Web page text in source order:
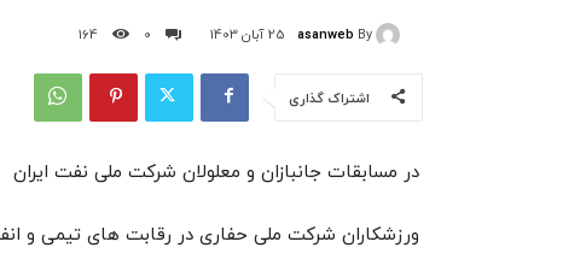
By
asanweb 25 آبان 1403 0
164
اشتراک گذاری
در مسابقات جانبازان و معلولان شرکت ملی نفت ایران
ورزشکاران شرکت ملی حفاری در رقابت های تیمی و